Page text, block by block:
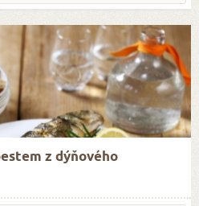
z dýňového